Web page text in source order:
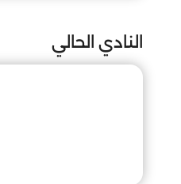
النادي الحالي